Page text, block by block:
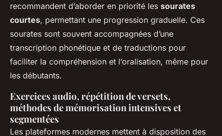
recommandent d’aborder en priorité les sourates
courtes, permettant une progression graduelle. Ces
sourates sont souvent accompagnées d’une
transcription phonétique et de traductions pour
faciliter la compréhension et l’oralisation, même pour
les débutants.
Exercices audio, répétition de versets,
méthodes de mémorisation intensives et
segmentées
Les plateformes modernes mettent à disposition des